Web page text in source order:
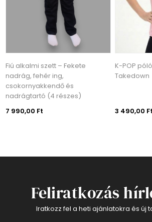
Fiú alkalmi szett – Fekete
nadrág, fehér ing,
csokornyakkendő és
nadrágtartó (4 részes)
7 990,00 Ft
K-POP
Takedown
3 490,00 Ft
Feliratkozás
Iratkozz fel a heti ajánlatokra és új